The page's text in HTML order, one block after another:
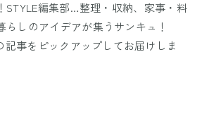
編集部…整理・収納、家事・料
らしのアイデアが集うサンキュ！
記事をピックアップしてお届けしま